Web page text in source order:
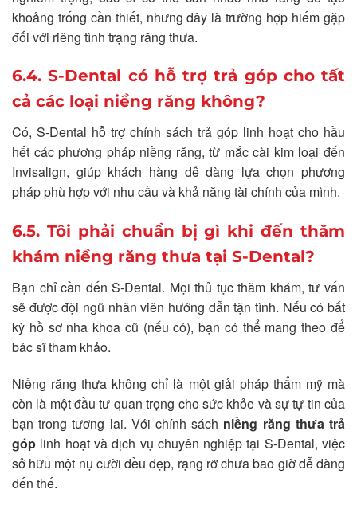
khoảng trống cần thiết, nhưng đây là trường hợp hiếm gặp
đối với riêng tình trạng răng thưa.
6.4. S-Dental có hỗ trợ trả góp cho tất
cả các loại niềng răng không?
Có, S-Dental hỗ trợ chính sách trả góp linh hoạt cho hầu
hết các phương pháp niềng răng, từ mắc cài kim loại đến
Invisalign, giúp khách hàng dễ dàng lựa chọn phương
pháp phù hợp với nhu cầu và khả năng tài chính của mình.
6.5. Tôi phải chuẩn bị gì khi đến thăm
khám niềng răng thưa tại S-Dental?
Bạn chỉ cần đến S-Dental. Mọi thủ tục thăm khám, tư vấn
sẽ được đội ngũ nhân viên hướng dẫn tận tình. Nếu có bất
kỳ hồ sơ nha khoa cũ (nếu có), bạn có thể mang theo để
bác sĩ tham khảo.
Niềng răng thưa không chỉ là một giải pháp thẩm mỹ mà
còn là một đầu tư quan trọng cho sức khỏe và sự tự tin của
bạn trong tương lai. Với chính sách niềng răng thưa trả
góp linh hoạt và dịch vụ chuyên nghiệp tại S-Dental, việc
sở hữu một nụ cười đều đẹp, rạng rỡ chưa bao giờ dễ dàng
đến thế.